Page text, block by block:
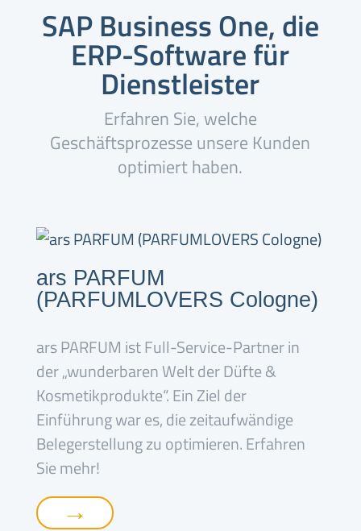
SAP Business One, die
ERP-Software für
Dienstleister
Erfahren Sie, welche
Geschäftsprozesse unsere Kunden
optimiert haben.
ars PARFUM
(PARFUMLOVERS Cologne)
ars PARFUM ist Full-Service-Partner in
der „wunderbaren Welt der Düfte &
Kosmetikprodukte“. Ein Ziel der
Einführung war es, die zeitaufwändige
Belegerstellung zu optimieren. Erfahren
Sie mehr!
→